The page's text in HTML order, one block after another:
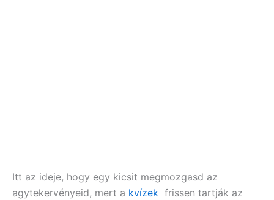
Itt az ideje, hogy egy kicsit megmozgasd az
agytekervényeid, mert a kvízek frissen tartják az